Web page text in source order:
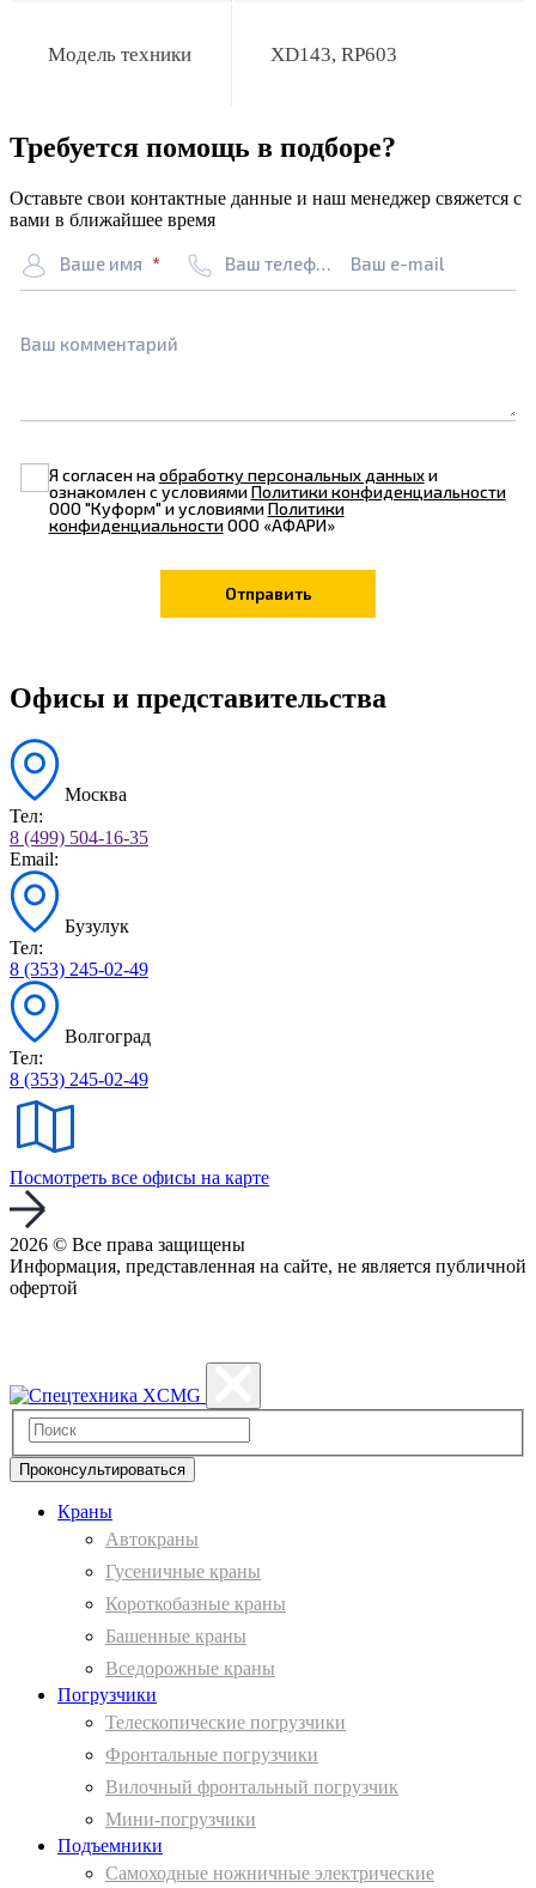
Модель техники XD143, RP603
Требуется помощь в подборе?
Оставьте свои контактные данные и наш менеджер свяжется с
вами в ближайшее время
Ваше имя Ваш телефон Ваш e-mail
Ваш комментарий
Я согласен наобработку персональных данныхи
ознакомлен с условиямиПолитики конфиденциальности
ООО "Куформ" и условиямиПолитики
конфиденциальностиООО «АФАРИ»
Офисы и представительства
Москва
Тел:
8 (499) 504-16-35
Email:
Бузулук
Тел:
8 (353) 245-02-49
Волгоград
Тел:
8 (353) 245-02-49
Посмотреть все офисы на карте
2026 © Все права защищены
Информация, представленная на сайте, не является публичной
офертой
Проконсультироваться
Краны
Автокраны
Гусеничные краны
Короткобазные краны
Башенные краны
Вcедорожные краны
Погрузчики
Телескопические погрузчики
Фронтальные погрузчики
Вилочный фронтальный погрузчик
Мини-погрузчики
Подъемники
Самоходные ножничные электрические